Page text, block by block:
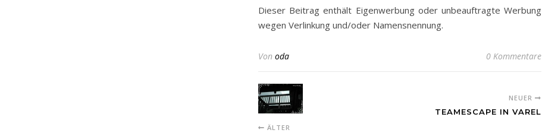
Dieser Beitrag enthält Eigenwerbung oder unbeauftragte Werbung
wegen Verlinkung und/oder Namensnennung.
Von oda 0 Kommentare
ÄLTER
NEUER
TEAMESCAPE IN VAREL